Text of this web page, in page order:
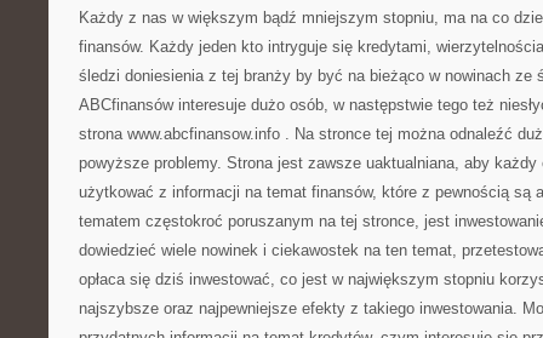
Każdy z nas w większym bądź mniejszym stopniu, ma na co
finansów. Każdy jeden kto intryguje się kredytami,
śledzi doniesienia z tej branży by być na bieżąco w nowinach ze
ABCfinansów interesuje dużo osób, w następstwie tego też
strona www.abcfinansow.info . Na stronce tej można odnaleźć
powyższe problemy. Strona jest zawsze uaktualniana, aby każdy
użytkować z informacji na temat finansów, które z pewnością są
tematem częstokroć poruszanym na tej stronce, jest
dowiedzieć wiele nowinek i ciekawostek na ten temat,
opłaca się dziś inwestować, co jest w największym stopniu
najszybsze oraz najpewniejsze efekty z takiego inwestowania.